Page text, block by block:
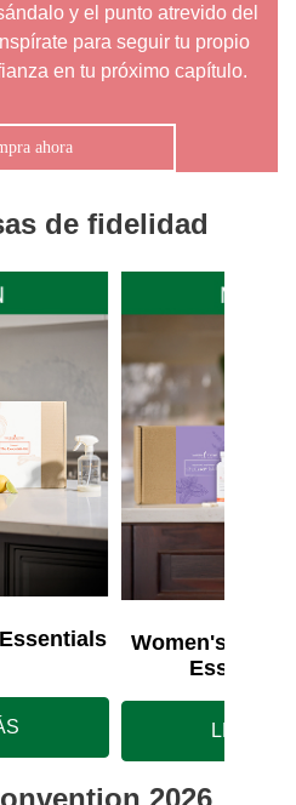
y el punto atrevido del
para seguir tu propio
en tu próximo capítulo.
ahora
de fidelidad
Women's
LEER
2026